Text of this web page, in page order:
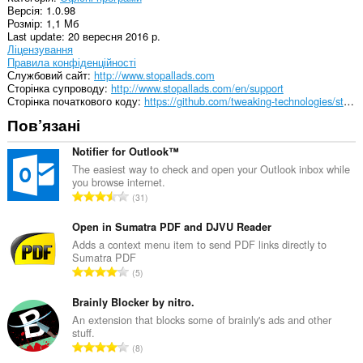
журналу
перегляду.
This
extension
can
store
an
unlimited
amount
of
client-
side
data.
Версія 1.0.98
Розмір 1,1 Мб
Last update 20 вересня 2016 р.
Ліцензування
Правила конфіденційності
Службовий сайт http://www.stopallads.com
Сторінка супроводу http://www.stopallads.com/en/support
Сторінка початкового коду
https://github.com/tweaking-technologies/stopallads/tree/master/stopalladsopera
Пов’язані
Notifier for Outlook™
The easiest way to check and open your Outlook inbox while
you browse internet.
З
г
а
л
ь
а
к
і
л
31
Open in Sumatra PDF and DJVU Reader
Adds a context menu item to send PDF links directly to
Sumatra PDF
З
г
а
ь
5
Brainly Blocker by nitro.
An extension that blocks some of brainly's ads and other
stuff.
З8